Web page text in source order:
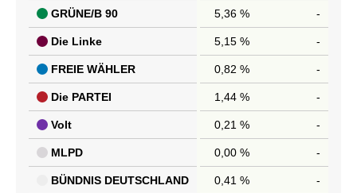
GRÜNE/B 90 5,36 % -
Die Linke 5,15 % -
FREIE WÄHLER 0,82 % -
Die PARTEI 1,44 % -
Volt 0,21 % -
MLPD 0,00 % -
BÜNDNIS DEUTSCHLAND 0,41 % -